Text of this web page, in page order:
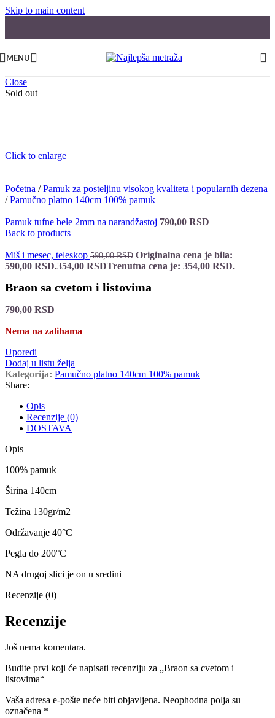
Skip to main content
MENU
Close
Sold out
Click to enlarge
Početna / Pamuk za posteljinu visokog kvaliteta i popularnih dezena
/ Pamučno platno 140cm 100% pamuk
Pamuk tufne bele 2mm na narandžastoj 790,00 RSD
Back to products
Miš i mesec, teleskop 590,00RSD Originalna cena je bila:
590,00 RSD.354,00 RSDTrenutna cena je: 354,00 RSD.
Braon sa cvetom i listovima
790,00 RSD
Nema na zalihama
Uporedi
Dodaj u listu želja
Kategorija: Pamučno platno 140cm 100% pamuk
Share:
Opis
Recenzije (0)
DOSTAVA
Opis
100% pamuk
Širina 140cm
Težina 130gr/m2
Održavanje 40°C
Pegla do 200°C
NA drugoj slici je on u sredini
Recenzije (0)
Recenzije
Još nema komentara.
Budite prvi koji će napisati recenziju za „Braon sa cvetom i
listovima“
Vaša adresa e-pošte neće biti objavljena. Neophodna polja su
označena *